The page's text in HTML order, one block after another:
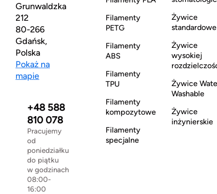
Grunwaldzka
212
80-266
Gdańsk,
Polska
Pokaż na
mapie
+48 588
810 078
Pracujemy
od
poniedziałku
do piątku
w godzinach
08:00-
16:00
Filamenty
PETG
Filamenty
ABS
Filamenty
TPU
Filamenty
kompozytowe
Filamenty
specjalne
Żywice
standardowe
Żywice
wysokiej
Żywice
Washable
Żywice
inżynierskie